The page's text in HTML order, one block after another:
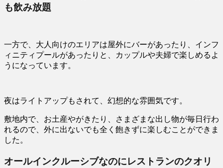
も飲み放題
一方で、大人向けのエリアは屋外にバーがあったり、インフ
ィニティプールがあったりと、カップルや夫婦で楽しめるよ
うになっています。
夜はライトアップもされて、幻想的な雰囲気です。
敷地内で、お土産やがきたり、さまざまな出し物が毎日行わ
れるので、外に出ないでも全く飽きずに楽しむことができま
した。
オールインクルーシブなのにレストランのクオリ